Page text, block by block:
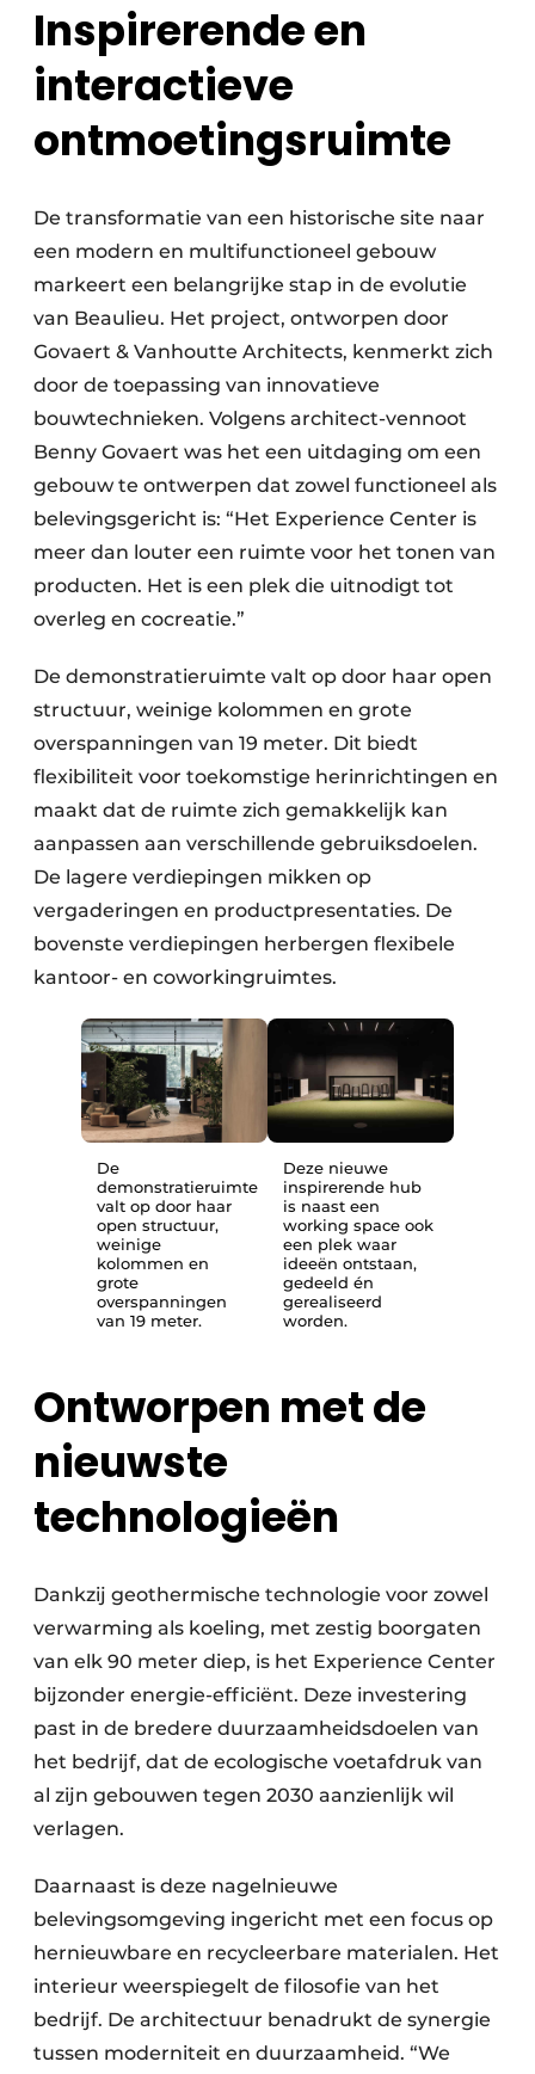
Inspirerende en
interactieve
ontmoetingsruimte
De transformatie van een historische site naar
een modern en multifunctioneel gebouw
markeert een belangrijke stap in de evolutie
van Beaulieu. Het project, ontworpen door
Govaert & Vanhoutte Architects, kenmerkt zich
door de toepassing van innovatieve
bouwtechnieken. Volgens architect-vennoot
Benny Govaert was het een uitdaging om een
gebouw te ontwerpen dat zowel functioneel als
belevingsgericht is: “Het Experience Center is
meer dan louter een ruimte voor het tonen van
producten. Het is een plek die uitnodigt tot
overleg en cocreatie.”
De demonstratieruimte valt op door haar open
structuur, weinige kolommen en grote
overspanningen van 19 meter. Dit biedt
flexibiliteit voor toekomstige herinrichtingen en
maakt dat de ruimte zich gemakkelijk kan
aanpassen aan verschillende gebruiksdoelen.
De lagere verdiepingen mikken op
vergaderingen en productpresentaties. De
bovenste verdiepingen herbergen flexibele
kantoor- en coworkingruimtes.
De
demonstratieruimte
valt op door haar
open structuur,
weinige
kolommen en
grote
overspanningen
van 19 meter.
Deze nieuwe
inspirerende hub
is naast een
working space ook
een plek waar
ideeën ontstaan,
gedeeld én
gerealiseerd
worden.
Ontworpen met de
nieuwste
technologieën
Dankzij geothermische technologie voor zowel
verwarming als koeling, met zestig boorgaten
van elk 90 meter diep, is het Experience Center
bijzonder energie-efficiënt. Deze investering
past in de bredere duurzaamheidsdoelen van
het bedrijf, dat de ecologische voetafdruk van
al zijn gebouwen tegen 2030 aanzienlijk wil
verlagen.
Daarnaast is deze nagelnieuwe
belevingsomgeving ingericht met een focus op
hernieuwbare en recycleerbare materialen. Het
interieur weerspiegelt de filosofie van het
bedrijf. De architectuur benadrukt de synergie
tussen moderniteit en duurzaamheid. “We